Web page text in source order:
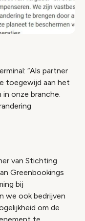
“Als partner
toegewijd aan het
in onze branche.
van Stichting
Greenbookings
bij
we ook bedrijven
om de